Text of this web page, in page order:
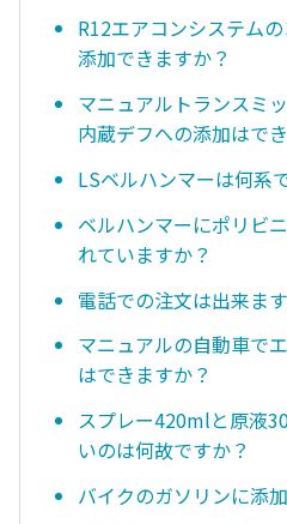
R12エアコンシステム
添加できますか？
マニュアルトランスミ
内蔵デフへの添加はで
LSベルハンマーは何系
ベルハンマーにポリビ
れていますか？
電話での注文は出来ま
マニュアルの自動車で
はできますか？
スプレー420mlと原液
いのは何故ですか？
バイクのガソリンに添